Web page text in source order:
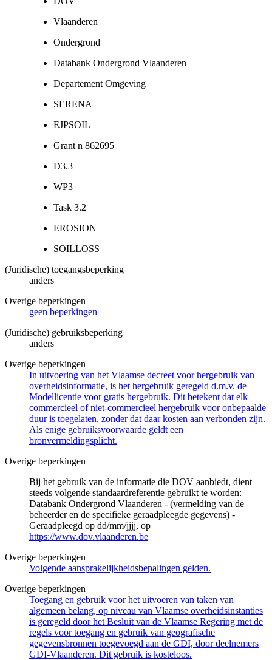
Vlaanderen
Ondergrond
Databank Ondergrond Vlaanderen
Departement Omgeving
SERENA
EJPSOIL
Grant n 862695
D3.3
WP3
Task 3.2
EROSION
SOILLOSS
(Juridische) toegangsbeperking
anders
Overige beperkingen
geen beperkingen
(Juridische) gebruiksbeperking
anders
Overige beperkingen
In uitvoering van het Vlaamse decreet voor hergebruik van
overheidsinformatie, is het hergebruik geregeld d.m.v. de
Modellicentie voor gratis hergebruik. Dit betekent dat elk
commercieel of niet-commercieel hergebruik voor onbepaalde
duur is toegelaten, zonder dat daar kosten aan verbonden zijn.
Als enige gebruiksvoorwaarde geldt een
bronvermeldingsplicht.
Overige beperkingen
Bij het gebruik van de informatie die DOV aanbiedt, dient
steeds volgende standaardreferentie gebruikt te worden:
Databank Ondergrond Vlaanderen - (vermelding van de
beheerder en de specifieke geraadpleegde gegevens) -
Geraadpleegd op dd/mm/jjjj, op
https://www.dov.vlaanderen.be
Overige beperkingen
Volgende aansprakelijkheidsbepalingen gelden.
Overige beperkingen
Toegang en gebruik voor het uitvoeren van taken van
algemeen belang, op niveau van Vlaamse overheidsinstanties
is geregeld door het Besluit van de Vlaamse Regering met de
regels voor toegang en gebruik van geografische
gegevensbronnen toegevoegd aan de GDI, door deelnemers
GDI-Vlaanderen. Dit gebruik is kosteloos.